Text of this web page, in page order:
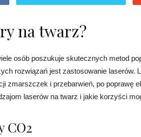
na twarz?
osób poszukuje skutecznych metod
rozwiązań jest zastosowanie laserów.
zmarszczek i przebarwień, po poprawę
laserów na twarz i jakie korzyści
CO2